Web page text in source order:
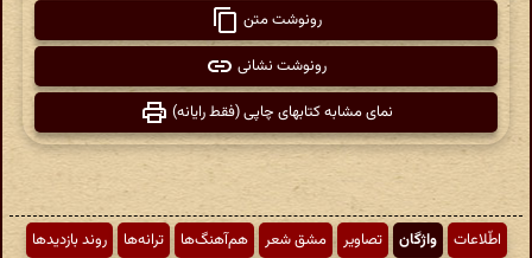
رونوشت متن
رونوشت نشانی
نمای مشابه کتابهای چاپی (فقط رایانه)
اطّلاعات واژگان تصاویر مشق شعر هم‌آهنگ‌ها ترانه‌ها
روند بازدیدها